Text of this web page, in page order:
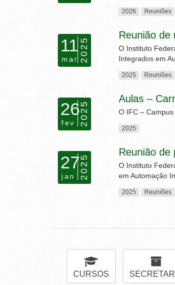
2026 Reuniões
11
mar 2025
Reunião de
O Instituto
Integrados em
2025 Reuniões
26
fev 2025
Aulas –
O IFC –
2025
27
jan 2025
Reunião de
O Instituto
em Automação
2025 Reuniões
CURSOS